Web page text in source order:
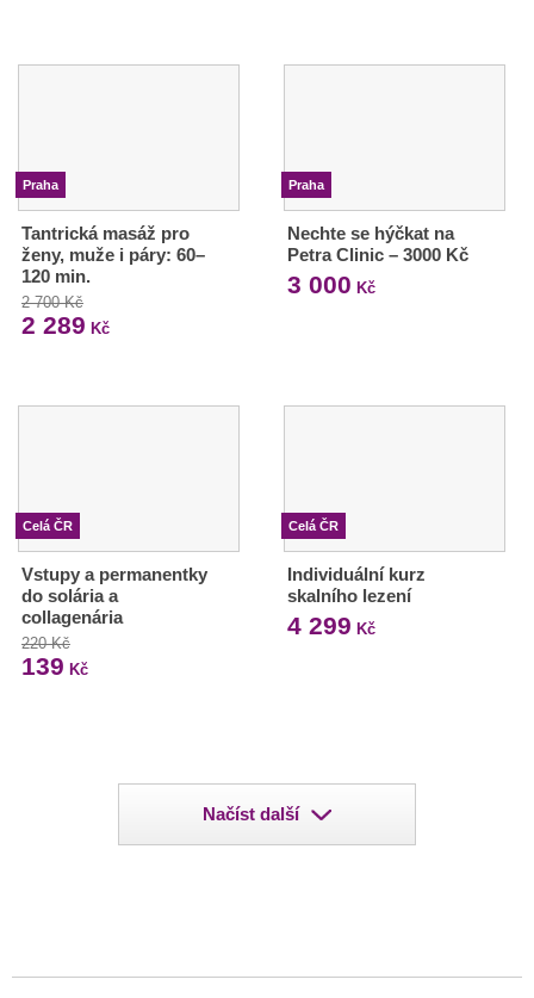
Praha
Tantrická masáž pro
ženy, muže i páry: 60–
120 min.
2 700 Kč
2 289 Kč
Praha
Nechte se hýčkat na
Petra Clinic – 3000 Kč
3 000 Kč
Celá ČR
Vstupy a permanentky
do solária a
collagenária
220 Kč
139 Kč
Celá ČR
Individuální kurz
skalního lezení
4 299 Kč
Načíst další